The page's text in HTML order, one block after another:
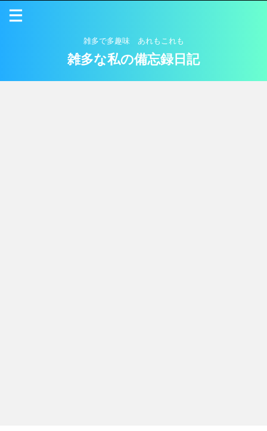
雑多で多趣味 あれもこれも
雑多な私の備忘録日記